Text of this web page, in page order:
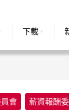
下載
會 薪資報酬